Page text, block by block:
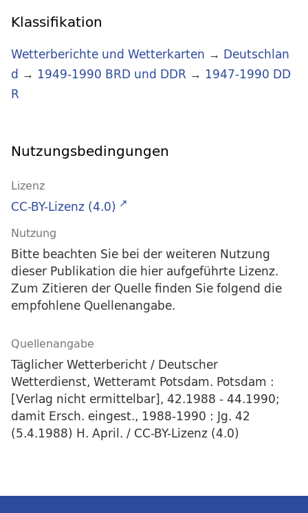
Klassifikation
Wetterberichte und Wetterkarten → Deutschlan
d → 1949-1990 BRD und DDR → 1947-1990 DD
R
Nutzungsbedingungen
Lizenz
CC-BY-Lizenz (4.0)
Nutzung
Bitte beachten Sie bei der weiteren Nutzung
dieser Publikation die hier aufgeführte Lizenz.
Zum Zitieren der Quelle finden Sie folgend die
empfohlene Quellenangabe.
Quellenangabe
Täglicher Wetterbericht / Deutscher
Wetterdienst, Wetteramt Potsdam. Potsdam :
[Verlag nicht ermittelbar], 42.1988 - 44.1990;
damit Ersch. eingest., 1988-1990 : Jg. 42
(5.4.1988) H. April. / CC-BY-Lizenz (4.0)